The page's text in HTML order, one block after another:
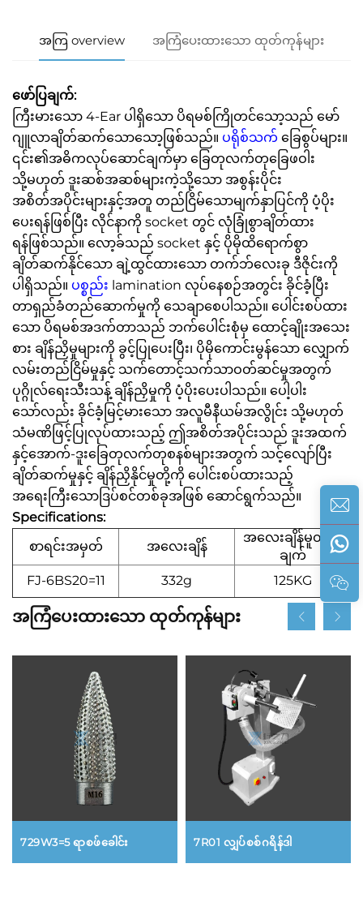
အကြ overview အကြံပေးထားသော ထုတ်ကုန်များ
ဖော်ပြချက်:
ကြီးမားသော 4-Ear ပါရှိသော ပိရမစ်ကြိုတင်သော့သည် မော်
ဂျူလာချိတ်ဆက်သောသော့ဖြစ်သည်။ ပရိုစ်သက် ခြေစွပ်များ။
၎င်း၏အဓိကလုပ်ဆောင်ချက်မှာ ခြေတုလက်တုခြေဖဝါး
သို့မဟုတ် ဒူးဆစ်အဆစ်များကဲ့သို့သော အစွန်းပိုင်း
အစိတ်အပိုင်းများနှင့်အတူ တည်ငြိမ်သောမျက်နှာပြင်ကို ပံ့ပိုး
ပေးရန်ဖြစ်ပြီး လိုင်နာကို socket တွင် လုံခြုံစွာချိတ်ထား
ရန်ဖြစ်သည်။ လော့ခ်သည် socket နှင့် ပိုမိုထိရောက်စွာ
ချိတ်ဆက်နိုင်သော ချဲ့ထွင်ထားသော တက်ဘ်လေးခု ဒီဇိုင်းကို
ပါရှိသည်။ ပစ္စည်း lamination လုပ်နေစဉ်အတွင်း ခိုင်ခံ့ပြီး
တာရှည်ခံတည်ဆောက်မှုကို သေချာစေပါသည်။ ပေါင်းစပ်ထား
သော ပိရမစ်အဒက်တာသည် ဘက်ပေါင်းစုံမှ ထောင့်ချိုးအသေး
စား ချိန်ညှိမှုများကို ခွင့်ပြုပေးပြီး၊ ပိုမိုကောင်းမွန်သော လျှောက်
လမ်းတည်ငြိမ်မှုနှင့် သက်တောင့်သက်သာဝတ်ဆင်မှုအတွက်
ပုဂ္ဂိုလ်ရေးသီးသန့် ချိန်ညှိမှုကို ပံ့ပိုးပေးပါသည်။ ပေါ့ပါး
သော်လည်း ခိုင်ခံ့မြင့်မားသော အလူမီနီယမ်အလွိုင်း သို့မဟုတ်
သံမဏိဖြင့်ပြုလုပ်ထားသည့် ဤအစိတ်အပိုင်းသည် ဒူးအထက်
နှင့်အောက်-ဒူးခြေတုလက်တုစနစ်များအတွက် သင့်လျော်ပြီး
ချိတ်ဆက်မှုနှင့် ချိန်ညှိနိုင်မှုတို့ကို ပေါင်းစပ်ထားသည့်
အရေးကြီးသောဒြပ်စင်တစ်ခုအဖြစ် ဆောင်ရွက်သည်။
Specifications:
စာရင်းအမှတ်
အလေးချိန်
အလေးချိန်မူတည်
ချက်
FJ-6BS20=11
332g 125KG
အကြံပေးထားသော ထုတ်ကုန်များ
729W3=5 ရာစဖ်ခေါင်း 7R01 လျှပ်စစ်ဂရိန်ဒါ